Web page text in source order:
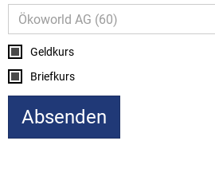
Geldkurs
Briefkurs